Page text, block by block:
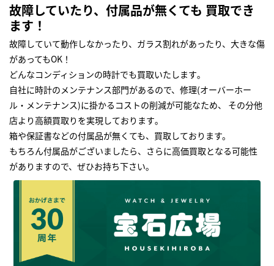
故障していたり、付属品が無くても 買取でき
ます！
故障していて動作しなかったり、ガラス割れがあったり、大きな傷
があってもOK！
どんなコンディションの時計でも買取いたします｡
自社に時計のメンテナンス部門があるので、修理(オーバーホー
ル・メンテナンス)に掛かるコストの削減が可能なため、 その分他
店より高額買取りを実現しております｡
箱や保証書などの付属品が無くても、買取しております。
もちろん付属品がございましたら、さらに高価買取となる可能性
がありますので、ぜひお持ち下さい｡